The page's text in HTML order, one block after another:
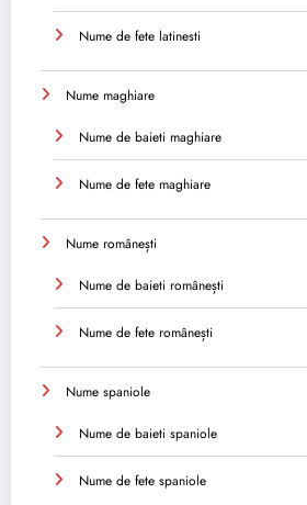
Nume de fete latinesti
Nume maghiare
Nume de baieti maghiare
Nume de fete maghiare
Nume românești
Nume de baieti românești
Nume de fete românești
Nume spaniole
Nume de baieti spaniole
Nume de fete spaniole